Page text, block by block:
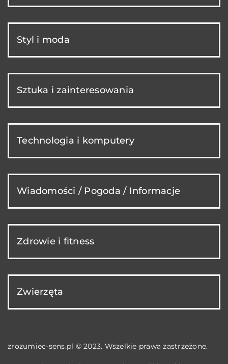
Styl i moda
Sztuka i zainteresowania
Technologia i komputery
Wiadomości / Pogoda / Informacje
Zdrowie i fitness
Zwierzęta
zrozumiec-sens.pl © 2023. Wszelkie prawa zastrzeżone.